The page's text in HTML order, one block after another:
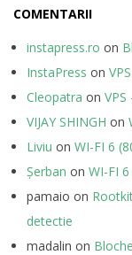
COMENTARII
instapress.ro on
InstaPress on
Cleopatra on
VIJAY SHINGH on
Liviu on WI-FI 6
Șerban on WI-FI
pamaio on
detectie
madalin on